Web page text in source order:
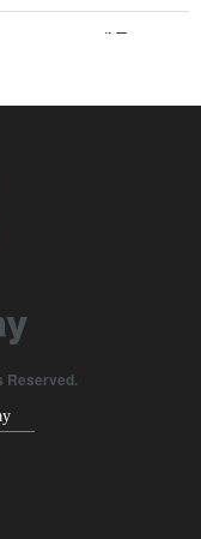
vuote di Trump
il regime sionista
Reserved.